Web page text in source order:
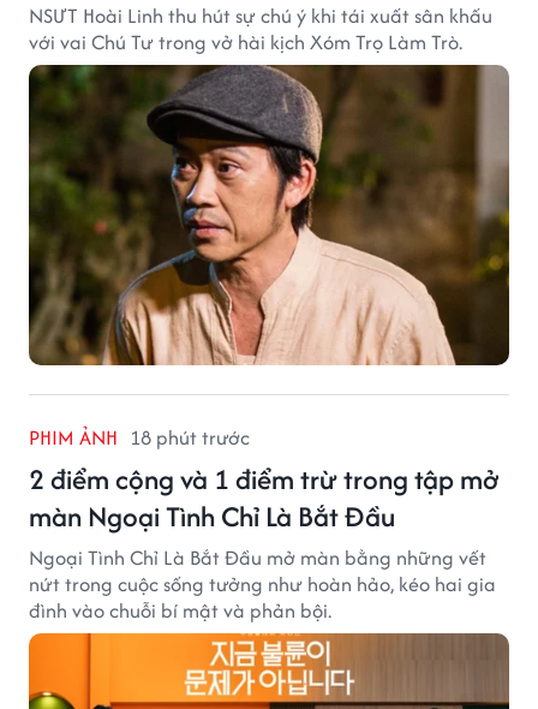
NSƯT Hoài Linh thu hút sự chú ý khi tái xuất sân khấu
với vai Chú Tư trong vở hài kịch Xóm Trọ Làm Trò.
PHIM ẢNH 18 phút trước
2 điểm cộng và 1 điểm trừ trong tập mở
màn Ngoại Tình Chỉ Là Bắt Đầu
Ngoại Tình Chỉ Là Bắt Đầu mở màn bằng những vết
nứt trong cuộc sống tưởng như hoàn hảo, kéo hai gia
đình vào chuỗi bí mật và phản bội.